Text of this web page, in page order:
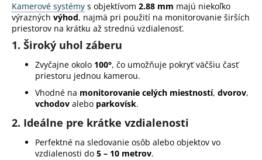
Kamerové systémy s objektívom 2.88 mm majú niekoľko
výrazných výhod, najmä pri použití na monitorovanie širších
priestorov na krátku až strednú vzdialenosť.
1. Široký uhol záberu
Zvyčajne okolo 100°, čo umožňuje pokryť väčšiu časť
priestoru jednou kamerou.
Vhodné na monitorovanie celých miestností, dvorov,
vchodov alebo parkovísk.
2. Ideálne pre krátke vzdialenosti
Perfektné na sledovanie osôb alebo objektov vo
vzdialenosti do 5 – 10 metrov.
HĽADAŤ
p
o